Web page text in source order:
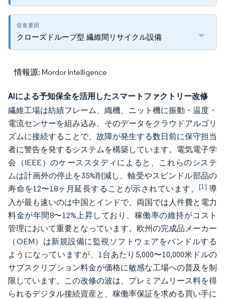
クローズドループ型 繊維間リサイクル設備
情報源: Mordor Intelligence
AIによる予知保全を活用したスマートファクトリー改修
繊維工場は紡績フレーム、織機、ニット機に振動・温度・
電流センサーを組み込み、そのデータをクラウドアルゴリ
ズムに接続することで、故障が発生する数日前に保守担当
者に警告を発するシステムを構築しています。電気電子学
会（IEEE）のケーススタディによると、これらのシステ
ムは計画外の停止を35%削減し、軸受やスピンドル部品の
寿命を12〜18ヶ月延長することが示されています。[1] 導
入が最も速いのは中国とインドで、両国では人件費と電力
料金が年間8〜12%上昇しており、稼働率の維持がコスト
管理において重要となっています。欧州の完成品メーカー
（OEM）は新規設備に監視ソフトウェアをバンドルする
ようになっていますが、1台あたり5,000〜10,000米ドルの
サブスクリプション料金が価格に敏感な工場への普及を制
限しています。この改修の波は、プレミアムリース料を得
られるデジタル接続資産と、稼働率保証を求める買い手に